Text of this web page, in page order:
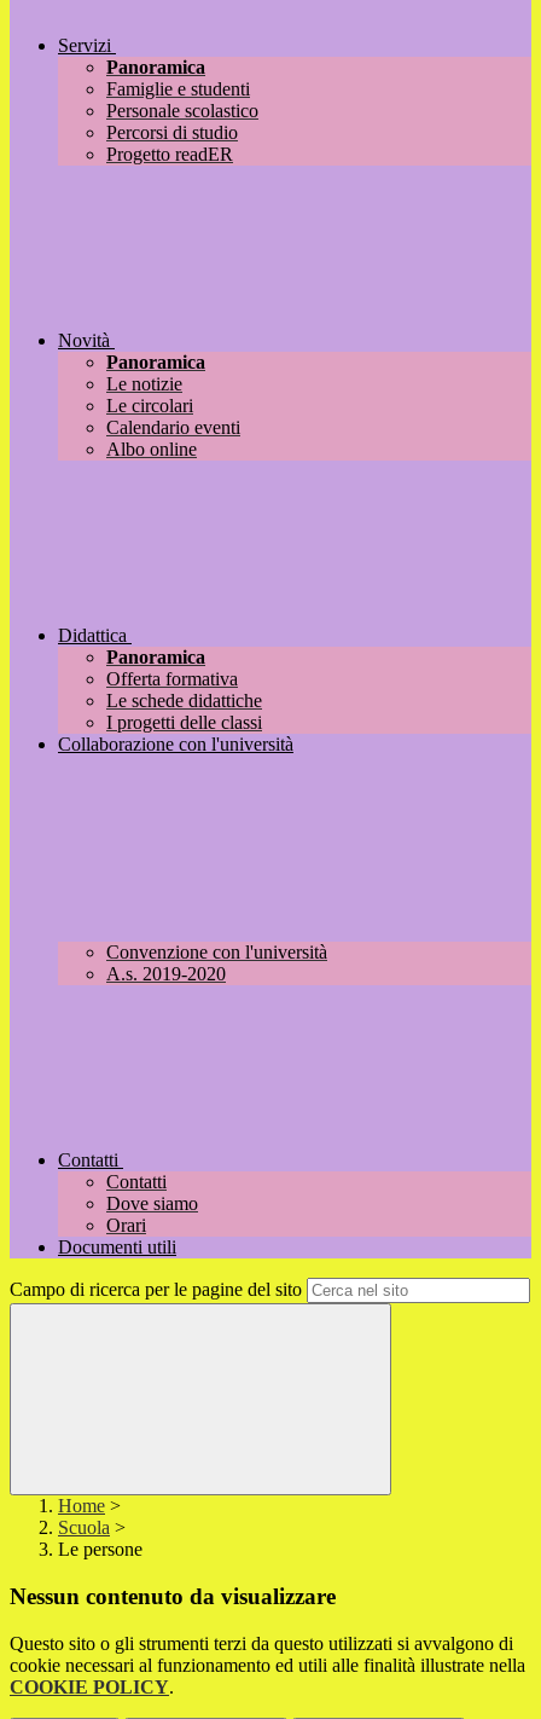
Servizi
Panoramica
Famiglie e studenti
Personale scolastico
Percorsi di studio
Progetto readER
Novità
Panoramica
Le notizie
Le circolari
Calendario eventi
Albo online
Didattica
Panoramica
Offerta formativa
Le schede didattiche
I progetti delle classi
Collaborazione con l'università
Convenzione con l'università
A.s. 2019-2020
Contatti
Contatti
Dove siamo
Orari
Documenti utili
Campo di ricerca per le pagine del sito
Home >
Scuola >
Le persone
Nessun contenuto da visualizzare
Questo sito o gli strumenti terzi da questo utilizzati si avvalgono di
cookie necessari al funzionamento ed utili alle finalità illustrate nella
COOKIE POLICY.